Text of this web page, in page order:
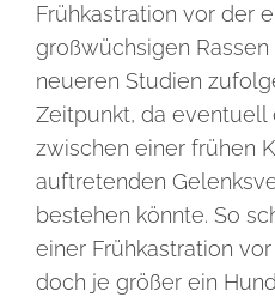
Frühkastration vor der
großwüchsigen
neueren Studien
Zeitpunkt, da eventuell
zwischen einer frühen
auftretenden
bestehen könnte. So
einer Frühkastration
doch je größer ein